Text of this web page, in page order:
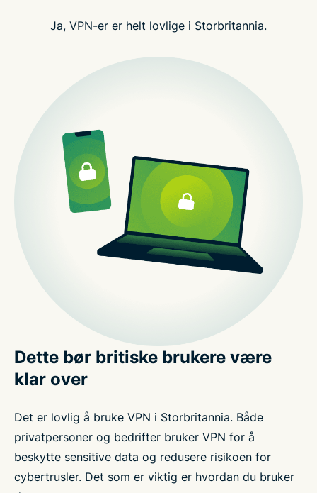
Ja, VPN-er er helt lovlige i Storbritannia.
Dette bør britiske brukere være
klar over
Det er lovlig å bruke VPN i Storbritannia. Både
privatpersoner og bedrifter bruker VPN for å
beskytte sensitive data og redusere risikoen for
cybertrusler. Det som er viktig er hvordan du bruker